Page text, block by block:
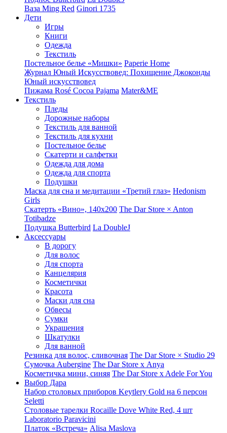
Ваза Ming Red Ginori 1735
Дети
Игры
Книги
Одежда
Текстиль
Постельное белье «Мишки» Paperie Home
Журнал Юный Искусствовед: Похищение Джоконды
Юный искусствовед
Пижама Rosé Cocoa Pajama Mater&ME
Текстиль
Пледы
Дорожные наборы
Текстиль для ванной
Текстиль для кухни
Постельное белье
Скатерти и салфетки
Одежда для дома
Одежда для спорта
Подушки
Маска для сна и медитации «Третий глаз» Hedonism
Girls
Скатерть «Вино», 140х200 The Dar Store × Anton
Totibadze
Подушка Butterbird La DoubleJ
Аксессуары
В дорогу
Для волос
Для спорта
Канцелярия
Косметички
Красота
Маски для сна
Обвесы
Сумки
Украшения
Шкатулки
Для ванной
Резинка для волос, сливочная The Dar Store × Studio 29
Сумочка Aubergine The Dar Store x Anya
Косметичка мини, синяя The Dar Store x Adele For You
Выбор Дара
Набор столовых приборов Keytlery Gold на 6 персон
Seletti
Столовые тарелки Rocaille Dove White Red, 4 шт
Laboratorio Paravicini
Платок «Встреча» Alisa Maslova